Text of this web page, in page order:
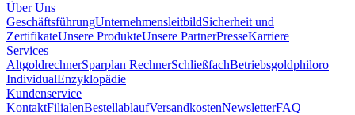
Über Uns
GeschäftsführungUnternehmensleitbildSicherheit und
ZertifikateUnsere ProdukteUnsere PartnerPresseKarriere
Services
AltgoldrechnerSparplan RechnerSchließfachBetriebsgoldphiloro
IndividualEnzyklopädie
Kundenservice
KontaktFilialenBestellablaufVersandkostenNewsletterFAQ